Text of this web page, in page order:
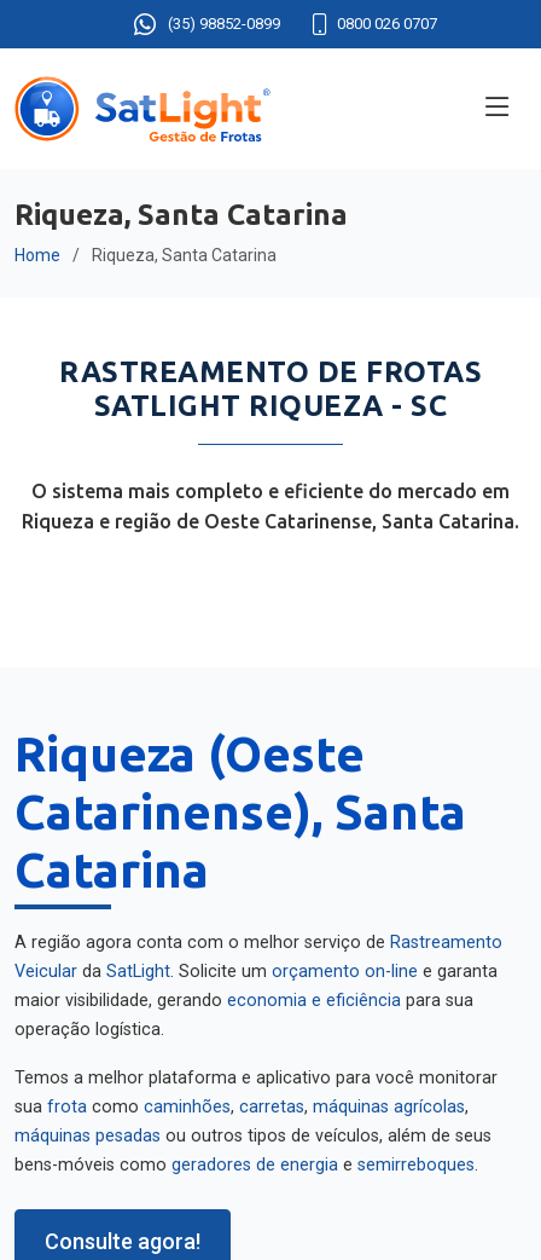
(35) 98852-0899 0800 026 0707
Riqueza, Santa Catarina
Home Riqueza, Santa Catarina
RASTREAMENTO DE FROTAS
SATLIGHT RIQUEZA - SC
O sistema mais completo e eficiente do mercado em
Riqueza e região de Oeste Catarinense, Santa Catarina.
Riqueza (Oeste
Catarinense), Santa
Catarina
A região agora conta com o melhor serviço de Rastreamento
Veicular da SatLight. Solicite um orçamento on-line e garanta
maior visibilidade, gerando economia e eficiência para sua
operação logística.
Temos a melhor plataforma e aplicativo para você monitorar
sua frota como caminhões, carretas, máquinas agrícolas,
máquinas pesadas ou outros tipos de veículos, além de seus
bens-móveis como geradores de energia e semirreboques.
Consulte agora!